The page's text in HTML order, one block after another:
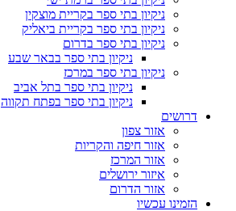
ניקיון בתי ספר בקריית מוצקין
ניקיון בתי ספר בקריית ביאליק
ניקיון בתי ספר בדרום
ניקיון בתי ספר בבאר שבע
ניקיון בתי ספר במרכז
ניקיון בתי ספר בתל אביב
ניקיון בתי ספר בפתח תקווה
דרושים
אזור צפון
אזור חיפה והקריות
אזור המרכז
איזור ירושלים
אזור הדרום
הזמינו עכשיו